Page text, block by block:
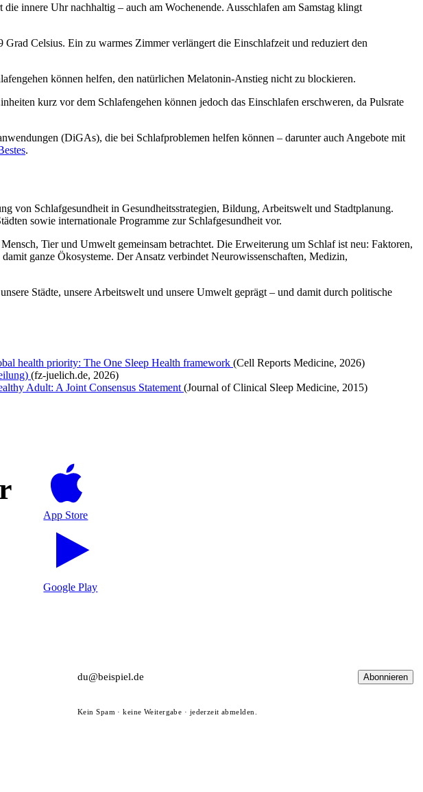
innere Uhr nachhaltig – auch am Wochenende. Ausschlafen am Samstag klingt
Celsius. Ein zu warmes Zimmer verlängert die Einschlafzeit und reduziert den
können helfen, den natürlichen Melatonin-Anstieg nicht zu blockieren.
kurz vor dem Schlafengehen können jedoch das Einschlafen erschweren, da Pulsrate
(DiGAs), die bei Schlafproblemen helfen können – darunter auch Angebote mit
.
von Schlafgesundheit in Gesundheitsstrategien, Bildung, Arbeitswelt und Stadtplanung.
sowie internationale Programme zur Schlafgesundheit vor.
Tier und Umwelt gemeinsam betrachtet. Die Erweiterung um Schlaf ist neu: Faktoren,
ganze Ökosysteme. Der Ansatz verbindet Neurowissenschaften, Medizin,
Städte, unsere Arbeitswelt und unsere Umwelt geprägt – und damit durch politische
health priority: The One Sleep Health framework (Cell Reports Medicine, 2026)
(fz-juelich.de, 2026)
Adult: A Joint Consensus Statement (Journal of Clinical Sleep Medicine, 2015)
App Store
Google Play
Abonnieren
Kein Spam · keine Weitergabe · jederzeit abmelden.